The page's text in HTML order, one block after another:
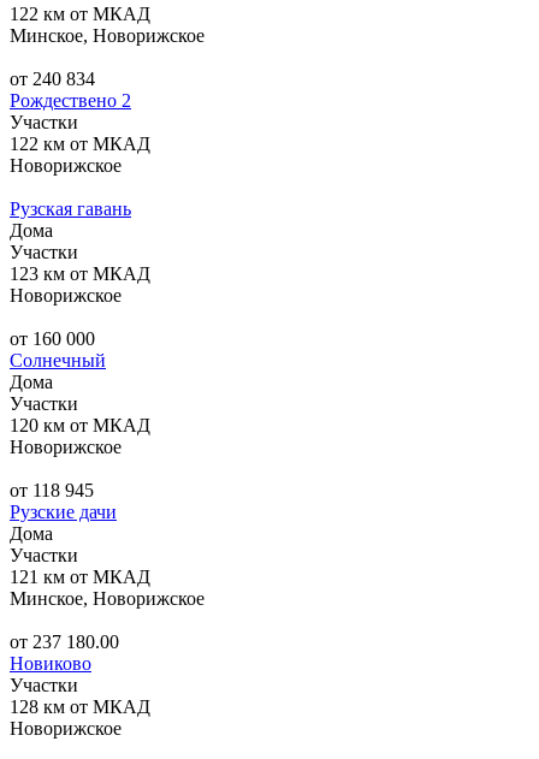
122 км от МКАД
Минское, Новорижское
от 240 834
Рождествено 2
Участки
122 км от МКАД
Новорижское
Рузская гавань
Дома
Участки
123 км от МКАД
Новорижское
от 160 000
Солнечный
Дома
Участки
120 км от МКАД
Новорижское
от 118 945
Рузские дачи
Дома
Участки
121 км от МКАД
Минское, Новорижское
от 237 180.00
Новиково
Участки
128 км от МКАД
Новорижское